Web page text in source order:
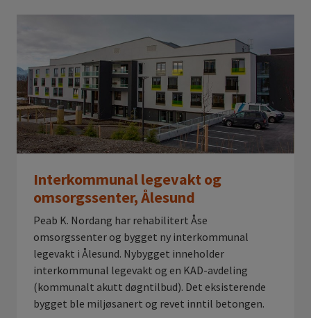
Interkommunal legevakt og
omsorgssenter, Ålesund
Peab K. Nordang har rehabilitert Åse
omsorgssenter og bygget ny interkommunal
legevakt i Ålesund. Nybygget inneholder
interkommunal legevakt og en KAD-avdeling
(kommunalt akutt døgntilbud). Det eksisterende
bygget ble miljøsanert og revet inntil betongen.